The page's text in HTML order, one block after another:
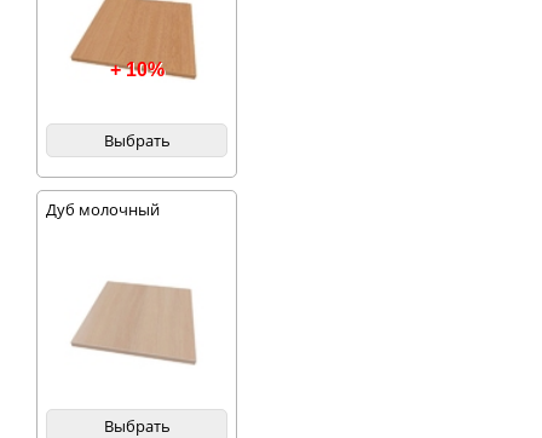
+ 10%
Выбрать
Дуб молочный
Выбрать